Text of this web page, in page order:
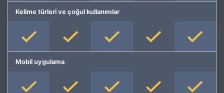
Kelime türleri ve çoğul kullanımlar
Mobil uygulama